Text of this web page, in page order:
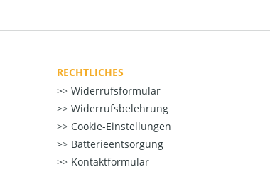
RECHTLICHES
Widerrufsformular
Widerrufsbelehrung
Cookie-Einstellungen
Batterieentsorgung
Kontaktformular